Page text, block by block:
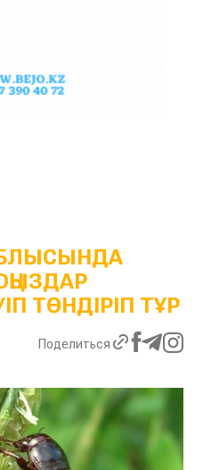
ТӨНДІРІП ТҰР
Поделиться